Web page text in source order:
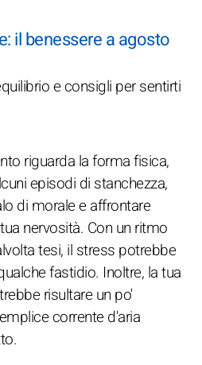
il benessere a agosto
e consigli per sentirti
riguarda la forma fisica,
episodi di stanchezza,
di morale e affrontare
nervosità. Con un ritmo
tesi, il stress potrebbe
fastidio. Inoltre, la tua
risultare un po'
corrente d'aria